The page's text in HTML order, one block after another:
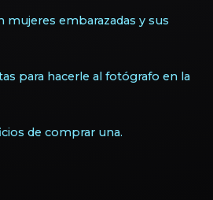
mujeres embarazadas y sus
para hacerle al fotógrafo en la
de comprar una.